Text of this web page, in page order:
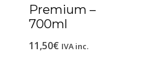
Premium –
700ml
11,50€ IVA inc.